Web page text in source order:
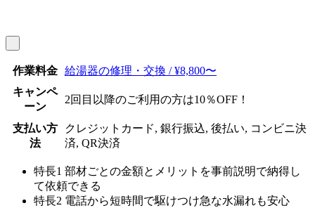
作業料金
給湯器の修理・交換 / ¥8,800〜
キャンペ
ーン
2回目以降のご利用の方は10％OFF！
支払い方
法
クレジットカード, 銀行振込, 後払い, コンビニ決
済, QR決済
特長1 部材ごとの金額とメリットを事前説明で納得し
て依頼できる
特長2 電話から短時間で駆けつけ急な水漏れも安心